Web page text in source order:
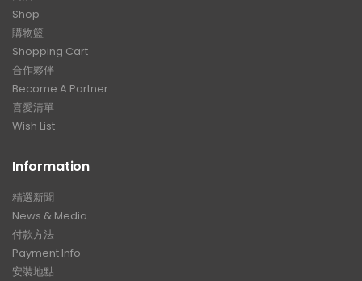
Shop
購物籃
Shopping Cart
合作夥伴
Become A Partner
喜愛清單
Wish List
Information
精選新聞
News & Media
付款方法
Payment Info
安裝地點